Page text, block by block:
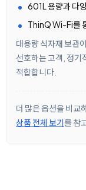
601L 용량과 다
ThinQ Wi-Fi를
대용량 식자재 보관
선호하는 고객, 정기
적합합니다.
더 많은 옵션을 비교
상품 전체 보기를 참